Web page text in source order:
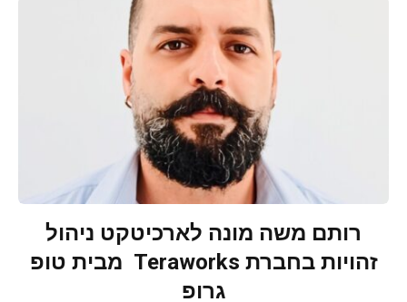
רותם משה מונה לארכיטקט ניהול
זהויות בחברת Teraworks מבית טופ
גרופ